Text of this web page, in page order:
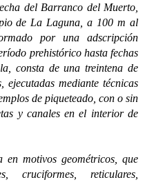
del Barranco del Muerto,
de La Laguna, a 100 m al
por una adscripción
prehistórico hasta fechas
consta de una treintena de
ejecutadas mediante técnicas
de piqueteado, con o sin
y canales en el interior de
en motivos geométricos, que
cruciformes, reticulares,